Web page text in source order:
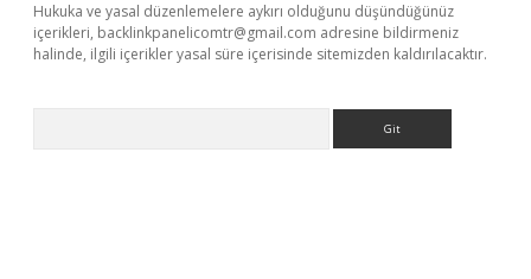
Hukuka ve yasal düzenlemelere aykırı olduğunu düşündüğünüz
içerikleri, backlinkpanelicomtr@gmail.com adresine bildirmeniz
halinde, ilgili içerikler yasal süre içerisinde sitemizden kaldırılacaktır.